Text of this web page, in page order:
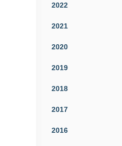
2022
2021
2020
2019
2018
2017
2016